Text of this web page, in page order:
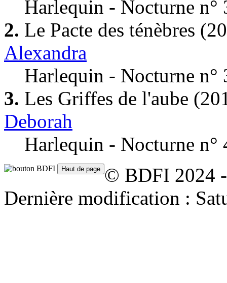
Harlequin - Nocturne n°
2. Le Pacte des ténèbres
Alexandra
Harlequin - Nocturne n°
3. Les Griffes de l'aube
Deborah
Harlequin - Nocturne n°
© BDFI 2024
Dernière modification :